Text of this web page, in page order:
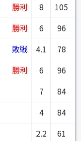
勝利 8 105
勝利 6 96
敗戦 4.1 78
勝利 6 96
7 84
4 84
2.2 61